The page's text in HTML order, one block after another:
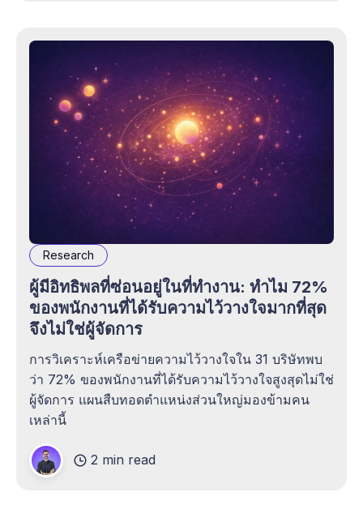
Research
ผู้มีอิทธิพลที่ซ่อนอยู่ในที่ทำงาน: ทำไม 72%
ของพนักงานที่ได้รับความไว้วางใจมากที่สุด
จึงไม่ใช่ผู้จัดการ
การวิเคราะห์เครือข่ายความไว้วางใจใน 31 บริษัทพบ
ว่า 72% ของพนักงานที่ได้รับความไว้วางใจสูงสุดไม่ใช่
ผู้จัดการ แผนสืบทอดตำแหน่งส่วนใหญ่มองข้ามคน
เหล่านี้
2 min read